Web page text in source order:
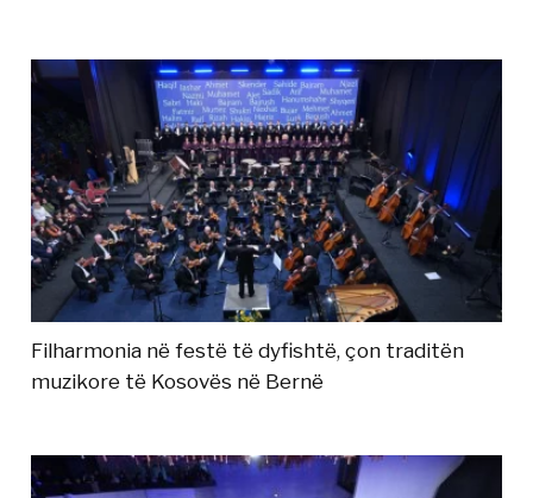
Filharmonia në festë të dyfishtë, çon traditën
muzikore të Kosovës në Bernë